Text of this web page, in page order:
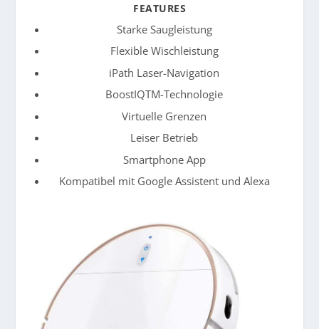
FEATURES
Starke Saugleistung
Flexible Wischleistung
iPath Laser-Navigation
BoostIQTM-Technologie
Virtuelle Grenzen
Leiser Betrieb
Smartphone App
Kompatibel mit Google Assistent und Alexa